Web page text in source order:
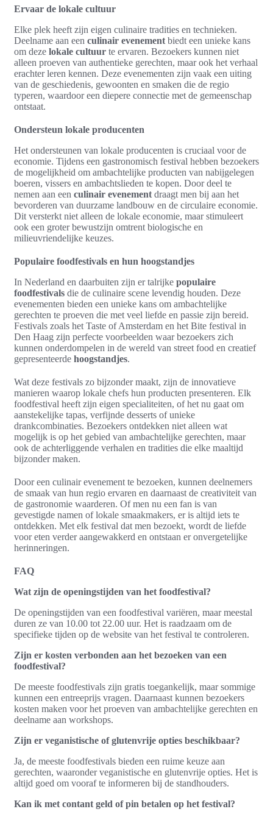
Ervaar de lokale cultuur
Elke plek heeft zijn eigen culinaire tradities en technieken.
Deelname aan een culinair evenement biedt een unieke kans
om deze lokale cultuur te ervaren. Bezoekers kunnen niet
alleen proeven van authentieke gerechten, maar ook het verhaal
erachter leren kennen. Deze evenementen zijn vaak een uiting
van de geschiedenis, gewoonten en smaken die de regio
typeren, waardoor een diepere connectie met de gemeenschap
ontstaat.
Ondersteun lokale producenten
Het ondersteunen van lokale producenten is cruciaal voor de
economie. Tijdens een gastronomisch festival hebben bezoekers
de mogelijkheid om ambachtelijke producten van nabijgelegen
boeren, vissers en ambachtslieden te kopen. Door deel te
nemen aan een culinair evenement draagt men bij aan het
bevorderen van duurzame landbouw en de circulaire economie.
Dit versterkt niet alleen de lokale economie, maar stimuleert
ook een groter bewustzijn omtrent biologische en
milieuvriendelijke keuzes.
Populaire foodfestivals en hun hoogstandjes
In Nederland en daarbuiten zijn er talrijke populaire
foodfestivals die de culinaire scene levendig houden. Deze
evenementen bieden een unieke kans om ambachtelijke
gerechten te proeven die met veel liefde en passie zijn bereid.
Festivals zoals het Taste of Amsterdam en het Bite festival in
Den Haag zijn perfecte voorbeelden waar bezoekers zich
kunnen onderdompelen in de wereld van street food en creatief
gepresenteerde hoogstandjes.
Wat deze festivals zo bijzonder maakt, zijn de innovatieve
manieren waarop lokale chefs hun producten presenteren. Elk
foodfestival heeft zijn eigen specialiteiten, of het nu gaat om
aanstekelijke tapas, verfijnde desserts of unieke
drankcombinaties. Bezoekers ontdekken niet alleen wat
mogelijk is op het gebied van ambachtelijke gerechten, maar
ook de achterliggende verhalen en tradities die elke maaltijd
bijzonder maken.
Door een culinair evenement te bezoeken, kunnen deelnemers
de smaak van hun regio ervaren en daarnaast de creativiteit van
de gastronomie waarderen. Of men nu een fan is van
gevestigde namen of lokale smaakmakers, er is altijd iets te
ontdekken. Met elk festival dat men bezoekt, wordt de liefde
voor eten verder aangewakkerd en ontstaan er onvergetelijke
herinneringen.
FAQ
Wat zijn de openingstijden van het foodfestival?
De openingstijden van een foodfestival variëren, maar meestal
duren ze van 10.00 tot 22.00 uur. Het is raadzaam om de
specifieke tijden op de website van het festival te controleren.
Zijn er kosten verbonden aan het bezoeken van een
foodfestival?
De meeste foodfestivals zijn gratis toegankelijk, maar sommige
kunnen een entreeprijs vragen. Daarnaast kunnen bezoekers
kosten maken voor het proeven van ambachtelijke gerechten en
deelname aan workshops.
Zijn er veganistische of glutenvrije opties beschikbaar?
Ja, de meeste foodfestivals bieden een ruime keuze aan
gerechten, waaronder veganistische en glutenvrije opties. Het is
altijd goed om vooraf te informeren bij de standhouders.
Kan ik met contant geld of pin betalen op het festival?